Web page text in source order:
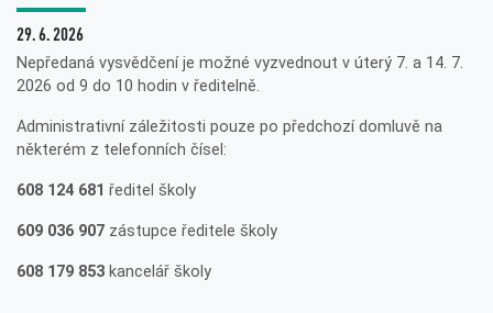
29. 6. 2026
Nepředaná vysvědčení je možné vyzvednout v úterý 7. a 14. 7.
2026 od 9 do 10 hodin v ředitelně.
Administrativní záležitosti pouze po předchozí domluvě na
některém z telefonních čísel:
608 124 681 ředitel školy
609 036 907 zástupce ředitele školy
608 179 853 kancelář školy